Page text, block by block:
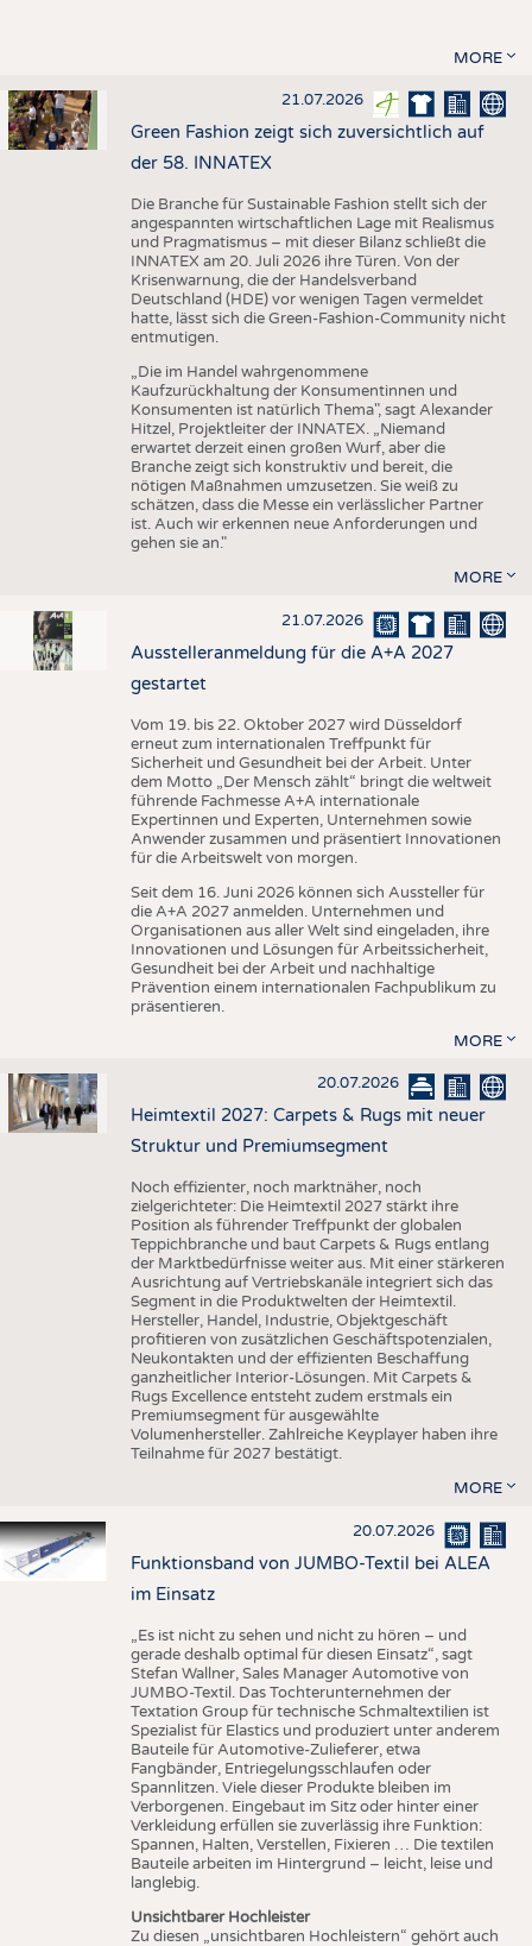
MORE
21.07.2026
Green Fashion zeigt sich zuversichtlich auf
der 58. INNATEX
Die Branche für Sustainable Fashion stellt sich der
angespannten wirtschaftlichen Lage mit Realismus
und Pragmatismus – mit dieser Bilanz schließt die
INNATEX am 20. Juli 2026 ihre Türen. Von der
Krisenwarnung, die der Handelsverband
Deutschland (HDE) vor wenigen Tagen vermeldet
hatte, lässt sich die Green-Fashion-Community nicht
entmutigen.
„Die im Handel wahrgenommene
Kaufzurückhaltung der Konsumentinnen und
Konsumenten ist natürlich Thema", sagt Alexander
Hitzel, Projektleiter der INNATEX. „Niemand
erwartet derzeit einen großen Wurf, aber die
Branche zeigt sich konstruktiv und bereit, die
nötigen Maßnahmen umzusetzen. Sie weiß zu
schätzen, dass die Messe ein verlässlicher Partner
ist. Auch wir erkennen neue Anforderungen und
gehen sie an."
MORE
21.07.2026
Ausstelleranmeldung für die A+A 2027
gestartet
Vom 19. bis 22. Oktober 2027 wird Düsseldorf
erneut zum internationalen Treffpunkt für
Sicherheit und Gesundheit bei der Arbeit. Unter
dem Motto „Der Mensch zählt“ bringt die weltweit
führende Fachmesse A+A internationale
Expertinnen und Experten, Unternehmen sowie
Anwender zusammen und präsentiert Innovationen
für die Arbeitswelt von morgen.
Seit dem 16. Juni 2026 können sich Aussteller für
die A+A 2027 anmelden. Unternehmen und
Organisationen aus aller Welt sind eingeladen, ihre
Innovationen und Lösungen für Arbeitssicherheit,
Gesundheit bei der Arbeit und nachhaltige
Prävention einem internationalen Fachpublikum zu
präsentieren.
MORE
20.07.2026
Heimtextil 2027: Carpets & Rugs mit neuer
Struktur und Premiumsegment
Noch effizienter, noch marktnäher, noch
zielgerichteter: Die Heimtextil 2027 stärkt ihre
Position als führender Treffpunkt der globalen
Teppichbranche und baut Carpets & Rugs entlang
der Marktbedürfnisse weiter aus. Mit einer stärkeren
Ausrichtung auf Vertriebskanäle integriert sich das
Segment in die Produktwelten der Heimtextil.
Hersteller, Handel, Industrie, Objektgeschäft
profitieren von zusätzlichen Geschäftspotenzialen,
Neukontakten und der effizienten Beschaffung
ganzheitlicher Interior-Lösungen. Mit Carpets &
Rugs Excellence entsteht zudem erstmals ein
Premiumsegment für ausgewählte
Volumenhersteller. Zahlreiche Keyplayer haben ihre
Teilnahme für 2027 bestätigt.
MORE
20.07.2026
Funktionsband von JUMBO-Textil bei ALEA
im Einsatz
„Es ist nicht zu sehen und nicht zu hören – und
gerade deshalb optimal für diesen Einsatz“, sagt
Stefan Wallner, Sales Manager Automotive von
JUMBO-Textil. Das Tochterunternehmen der
Textation Group für technische Schmaltextilien ist
Spezialist für Elastics und produziert unter anderem
Bauteile für Automotive-Zulieferer, etwa
Fangbänder, Entriegelungsschlaufen oder
Spannlitzen. Viele dieser Produkte bleiben im
Verborgenen. Eingebaut im Sitz oder hinter einer
Verkleidung erfüllen sie zuverlässig ihre Funktion:
Spannen, Halten, Verstellen, Fixieren … Die textilen
Bauteile arbeiten im Hintergrund – leicht, leise und
langlebig.
Unsichtbarer Hochleister
Zu diesen „unsichtbaren Hochleistern“ gehört auch